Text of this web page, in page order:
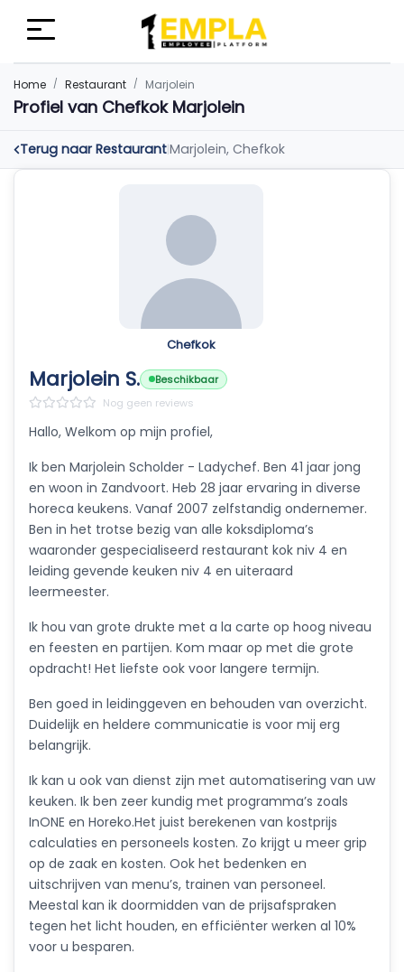
Home Restaurant Marjolein
Profiel van Chefkok Marjolein
Terug naar Restaurant|Marjolein, Chefkok
Chefkok
Marjolein S.
Beschikbaar
Nog geen reviews
Hallo, Welkom op mijn profiel,
Ik ben Marjolein Scholder - Ladychef. Ben 41 jaar jong
en woon in Zandvoort. Heb 28 jaar ervaring in diverse
horeca keukens. Vanaf 2007 zelfstandig ondernemer.
Ben in het trotse bezig van alle koksdiploma’s
waaronder gespecialiseerd restaurant kok niv 4 en
leiding gevende keuken niv 4 en uiteraard
leermeester.
Ik hou van grote drukte met a la carte op hoog niveau
en feesten en partijen. Kom maar op met die grote
opdracht! Het liefste ook voor langere termijn.
Ben goed in leidinggeven en behouden van overzicht.
Duidelijk en heldere communicatie is voor mij erg
belangrijk.
Ik kan u ook van dienst zijn met automatisering van uw
keuken. Ik ben zeer kundig met programma’s zoals
InONE en Horeko.Het juist berekenen van kostprijs
calculaties en personeels kosten. Zo krijgt u meer grip
op de zaak en kosten. Ook het bedenken en
uitschrijven van menu’s, trainen van personeel.
Meestal kan ik doormidden van de prijsafspraken
tegen het licht houden, en efficiënter werken al 10%
voor u besparen.